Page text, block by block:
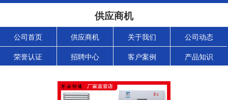
供应商机
公司首页 供应商机 关于我们 公司动态
荣誉认证 招聘中心 客户案例 产品知识